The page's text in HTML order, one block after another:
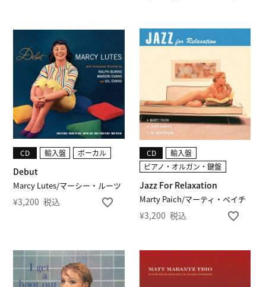
Marcy Lutes/マーシー・ルーツ
Debut
CD 輸入盤 ボーカル
¥3,200 税込 Marty Paich/マーティ・ペイチ
Jazz For Relaxation
CD
輸入盤
ピアノ・オルガン・鍵盤
¥3,200 税込